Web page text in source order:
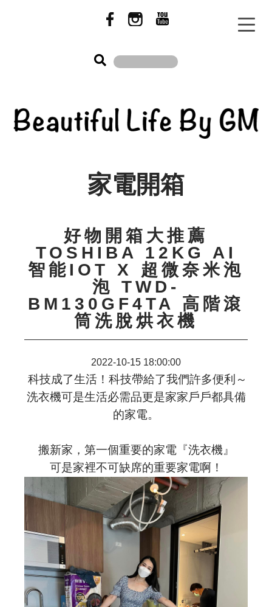
家電開箱
好物開箱大推薦
TOSHIBA 12KG AI
智能IOT X 超微奈米泡
泡 TWD-
BM130GF4TA 高階滾
筒洗脫烘衣機
2022-10-15 18:00:00
科技成了生活！科技帶給了我們許多便利～
洗衣機可是生活必需品更是家家戶戶都具備
的家電。
搬新家，第一個重要的家電『洗衣機』
可是家裡不可缺席的重要家電啊！